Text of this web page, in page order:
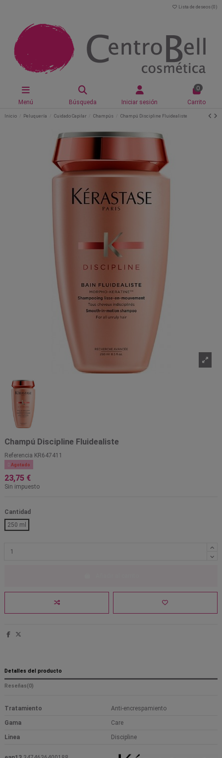
Lista de deseos (0 )
Menú Búsqueda Iniciar sesión
0
Carrito
Inicio Peluquería Cuidado Capilar Champús Champú Discipline Fluidealiste
Champú Discipline Fluidealiste
Referencia KR647411
 Agotado
23,75 €
Sin impuesto
Cantidad
250 ml
Detalles del producto
Reseñas(0)
Tratamiento Anti-encrespamiento
Gama Care
Linea Discipline